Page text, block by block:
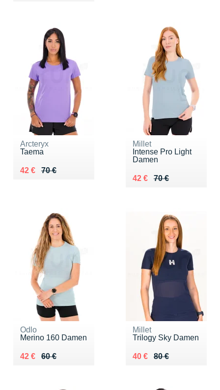
Arcteryx
Taema
70 €
Au lieu de 70 €
42 €
Vendu 42 €
Millet
Intense Pro Light
Damen
70 €
Au lieu de 70 €
42 €
Vendu 42 €
Odlo
Merino 160 Damen
60 €
Au lieu de 60 €
42 €
Vendu 42 €
Millet
Trilogy Sky Damen
80 €
Au lieu de 80 €
40 €
Vendu 40 €